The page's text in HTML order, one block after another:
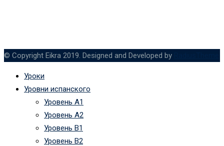
© Copyright Eikra 2019. Designed and Developed by
Уроки
Уровни испанского
Уровень А1
Уровень А2
Уровень B1
Уровень B2